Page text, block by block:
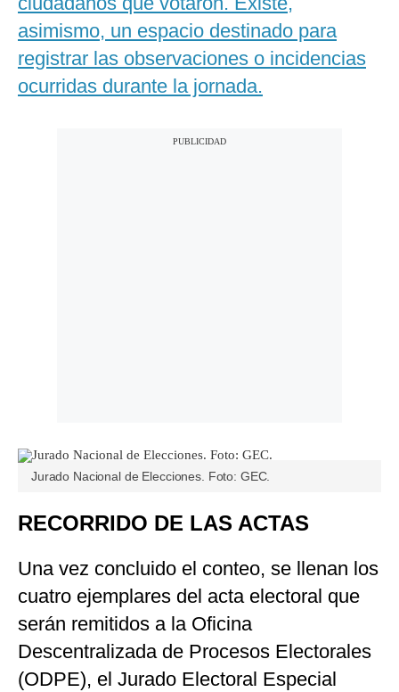
asimismo, un espacio destinado para
registrar las observaciones o incidencias
ocurridas durante la jornada.
Jurado Nacional de Elecciones. Foto: GEC.
RECORRIDO DE LAS ACTAS
Una vez concluido el conteo, se llenan los
cuatro ejemplares del acta electoral que
serán remitidos a la Oficina
Descentralizada de Procesos Electorales
(ODPE), el Jurado Electoral Especial